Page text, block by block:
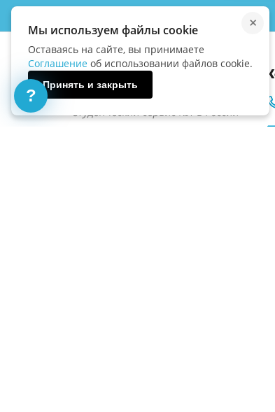
Студенческий сервис №1 в России
?
×
Мы используем файлы cookie
Оставаясь на сайте, вы принимаете
Соглашение об использовании файлов cookie.
Принять и закрыть